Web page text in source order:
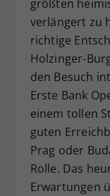
größten
verlängert zu
richtige
Holzinger-
den Besuch
Erste Bank
einem tollen
guten
Prag oder
Rolle. Das
Erwartungen